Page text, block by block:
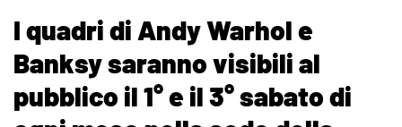
I quadri di Andy Warhol e
Banksy saranno visibili al
pubblico il 1° e il 3° sabato di